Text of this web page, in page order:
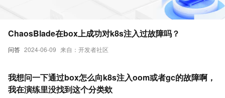
问答 2024-06-09 来自：开发者社区
ChaosBlade在box上成功对k8s注入过故障吗？
我想问一下通过box怎么向k8s注入oom或者gc的故障啊，
我在演练里没找到这个分类欸